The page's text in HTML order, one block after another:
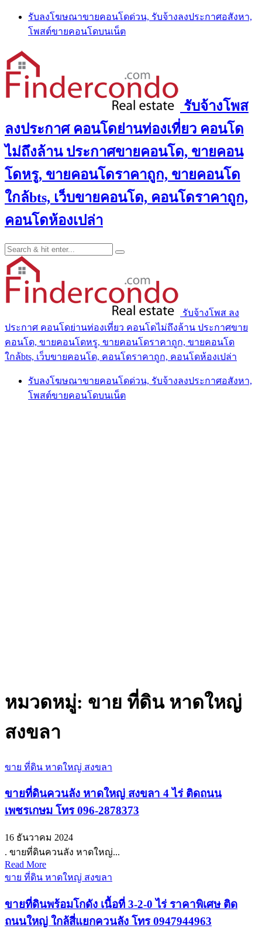
Skip
content
รับลงโฆษณาขายคอนโดด่วน, รับจ้างลงประกาศอสังหา,
โพสต์ขายคอนโดบนเน็ต
รับจ้างโพส
ลงประกาศ คอนโดย่านท่องเที่ยว คอนโด
ไม่ถึงล้าน ประกาศขายคอนโด, ขายคอน
โดหรู, ขายคอนโดราคาถูก, ขายคอนโด
ใกล้bts, เว็บขายคอนโด, คอนโดราคาถูก,
คอนโดห้องเปล่า
รับจ้างโพส ลง
ประกาศ คอนโดย่านท่องเที่ยว คอนโดไม่ถึงล้าน ประกาศขาย
คอนโด, ขายคอนโดหรู, ขายคอนโดราคาถูก, ขายคอนโด
ใกล้bts, เว็บขายคอนโด, คอนโดราคาถูก, คอนโดห้องเปล่า
รับลงโฆษณาขายคอนโดด่วน, รับจ้างลงประกาศอสังหา,
โพสต์ขายคอนโดบนเน็ต
หมวดหมู่: ขาย ที่ดิน หาดใหญ่
สงขลา
ขาย ที่ดิน หาดใหญ่ สงขลา
ขายที่ดินควนลัง หาดใหญ่ สงขลา 4 ไร่ ติดถนน
เพชรเกษม โทร 096-2878373
16 ธันวาคม 2024
. ขายที่ดินควนลัง หาดใหญ่...
Read More
ขาย ที่ดิน หาดใหญ่ สงขลา
ขายที่ดินพร้อมโกดัง เนื้อที่ 3-2-0 ไร่ ราคาพิเศษ ติด
ถนนใหญ่ ใกล้สี่แยกควนลัง โทร 0947944963